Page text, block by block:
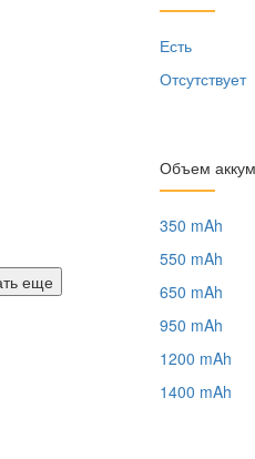
еще
Есть
Отсутствует
Объем
350 mAh
550 mAh
650 mAh
950 mAh
1200 mAh
1400 mAh